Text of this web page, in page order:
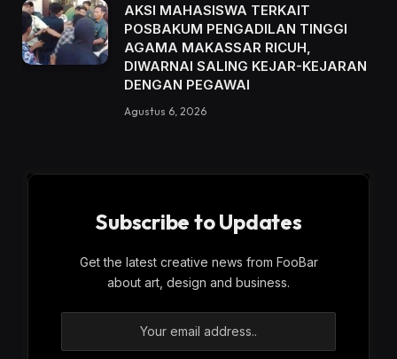
AKSI MAHASISWA TERKAIT
POSBAKUM PENGADILAN TINGGI
AGAMA MAKASSAR RICUH,
DIWARNAI SALING KEJAR-KEJARAN
DENGAN PEGAWAI
Agustus 6, 2026
Subscribe to Updates
Get the latest creative news from FooBar
about art, design and business.